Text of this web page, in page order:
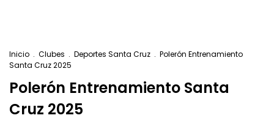
Inicio . Clubes . Deportes Santa Cruz . Polerón Entrenamiento
Santa Cruz 2025
Polerón Entrenamiento Santa
Cruz 2025